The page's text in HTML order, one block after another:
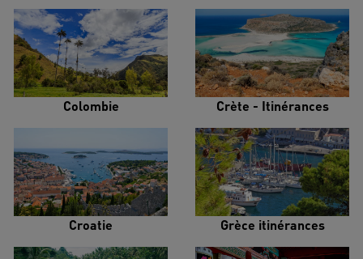
Colombie Crète - Itinérances
Croatie Grèce itinérances